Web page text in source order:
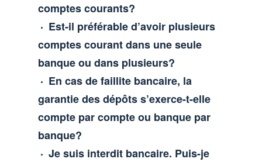
comptes courants?
Est-il préférable d’avoir plusieurs
comptes courant dans une seule
banque ou dans plusieurs?
En cas de faillite bancaire, la
garantie des dépôts s’exerce-t-elle
compte par compte ou banque par
banque?
Je suis interdit bancaire. Puis-je